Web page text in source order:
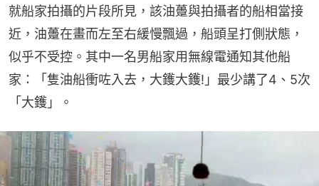
就船家拍攝的片段所見，該油躉與拍攝者的船相當接
近，油躉在畫而左至右緩慢飄過，船頭呈打側狀態，
似乎不受控。其中一名男船家用無線電通知其他船
家：「隻油船衝咗入去，大鑊大鑊!」最少講了4、5次
「大鑊」。